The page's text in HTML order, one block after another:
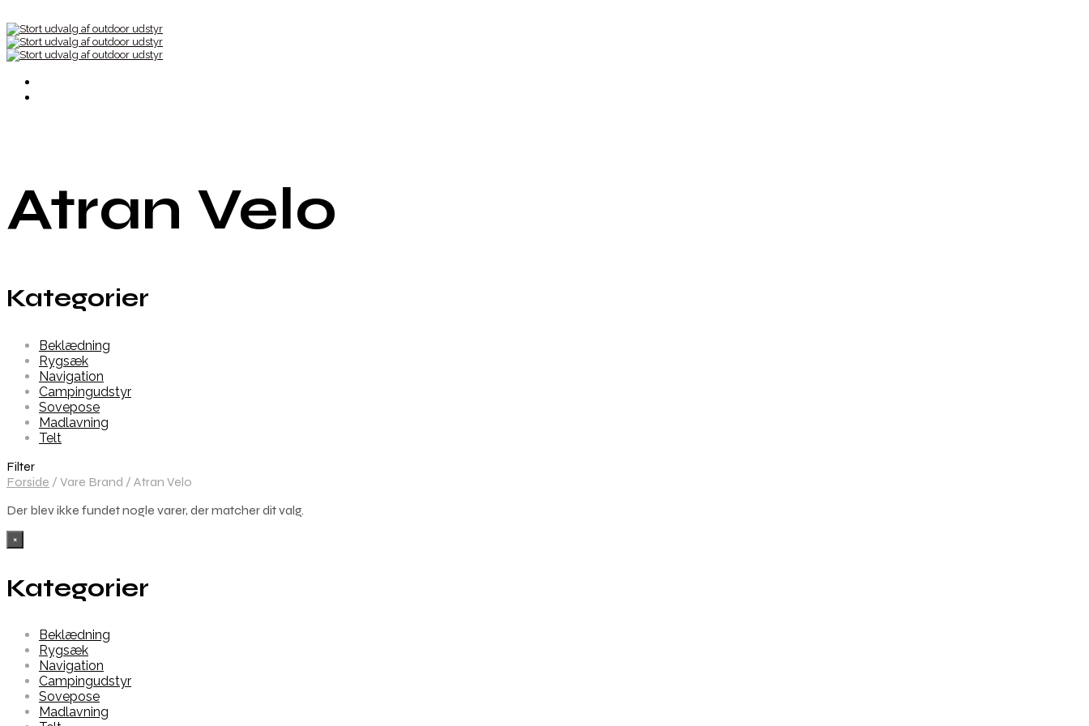
Atran Velo
Kategorier
Beklædning
Rygsæk
Navigation
Campingudstyr
Sovepose
Madlavning
Telt
Filter
Forside / Vare Brand / Atran Velo
Der blev ikke fundet nogle varer, der matcher dit valg.
×
Kategorier
Beklædning
Rygsæk
Navigation
Campingudstyr
Sovepose
Madlavning